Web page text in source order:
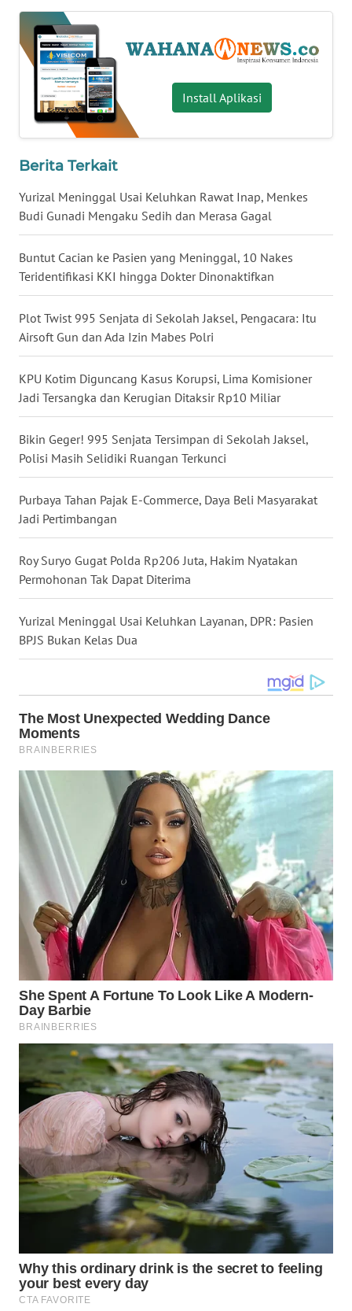
Install Aplikasi
Berita Terkait
Yurizal Meninggal Usai Keluhkan Rawat Inap, Menkes
Budi Gunadi Mengaku Sedih dan Merasa Gagal
Buntut Cacian ke Pasien yang Meninggal, 10 Nakes
Teridentifikasi KKI hingga Dokter Dinonaktifkan
Plot Twist 995 Senjata di Sekolah Jaksel, Pengacara: Itu
Airsoft Gun dan Ada Izin Mabes Polri
KPU Kotim Diguncang Kasus Korupsi, Lima Komisioner
Jadi Tersangka dan Kerugian Ditaksir Rp10 Miliar
Bikin Geger! 995 Senjata Tersimpan di Sekolah Jaksel,
Polisi Masih Selidiki Ruangan Terkunci
Purbaya Tahan Pajak E-Commerce, Daya Beli Masyarakat
Jadi Pertimbangan
Roy Suryo Gugat Polda Rp206 Juta, Hakim Nyatakan
Permohonan Tak Dapat Diterima
Yurizal Meninggal Usai Keluhkan Layanan, DPR: Pasien
BPJS Bukan Kelas Dua
WN
BABEL
WN
SUMBAR
WN
SUMSEL
WN
BENGKULU
WN
LAMPUNG
WN
JATENG
WN
JOGJA
JATIM
BALI
KALBAR
WN
WN
KALTARA
WN
KALSEL
WN
KALTIM
WN
SULSEL
WN
GORONTALO
WN
SULUT
WN
MALUKU
WN
MALUT
WN
DAIRI
DANAU
TOBA